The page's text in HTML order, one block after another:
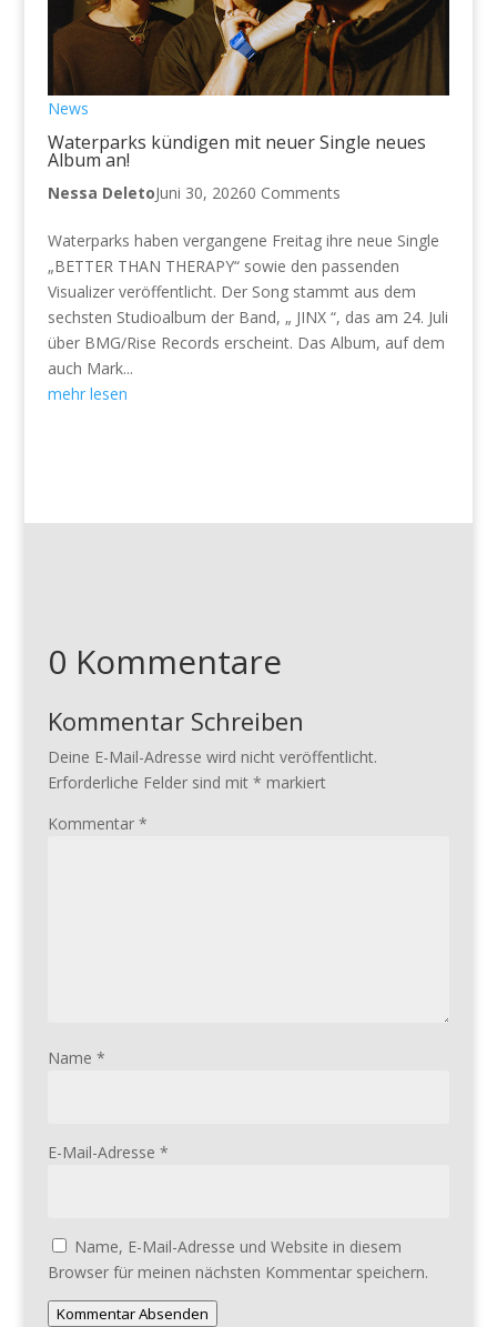
News
Waterparks kündigen mit neuer Single neues
Album an!
Nessa DeletoJuni 30, 20260 Comments
Waterparks haben vergangene Freitag ihre neue Single
„BETTER THAN THERAPY“ sowie den passenden
Visualizer veröffentlicht. Der Song stammt aus dem
sechsten Studioalbum der Band, „ JINX “, das am 24. Juli
über BMG/Rise Records erscheint. Das Album, auf dem
auch Mark...
mehr lesen
0 Kommentare
Kommentar Schreiben
Deine E-Mail-Adresse wird nicht veröffentlicht.
Erforderliche Felder sind mit * markiert
Kommentar *
Name *
E-Mail-Adresse *
Name, E-Mail-Adresse und Website in diesem
Browser für meinen nächsten Kommentar speichern.
Kommentar Absenden